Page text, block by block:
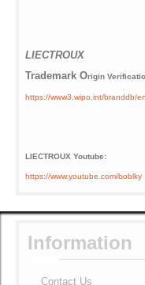
LIECTROUX
Trademark Origin
https://www3.wipo.int/branddb/
LIECTROUX Youtube:
https://www.youtube.com/boblky
Information
Contact Us